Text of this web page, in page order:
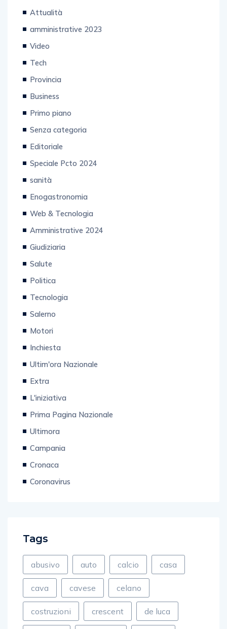
Attualità
amministrative 2023
Video
Tech
Provincia
Business
Primo piano
Senza categoria
Editoriale
Speciale Pcto 2024
sanità
Enogastronomia
Web & Tecnologia
Amministrative 2024
Giudiziaria
Salute
Politica
Tecnologia
Salerno
Motori
Inchiesta
Ultim'ora Nazionale
Extra
L'iniziativa
Prima Pagina Nazionale
Ultimora
Campania
Cronaca
Coronavirus
Tags
abusivo auto calcio casa
cava cavese celano
costruzioni crescent de luca